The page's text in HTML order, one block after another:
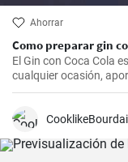
Ahorrar
Como preparar gin
El Gin con Coca Cola
cualquier ocasión,
que resultarán del
común mezclar gin